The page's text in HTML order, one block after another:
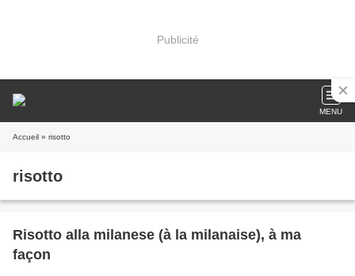
Publicité
MENU
Accueil » risotto
risotto
Risotto alla milanese (à la milanaise), à ma
façon